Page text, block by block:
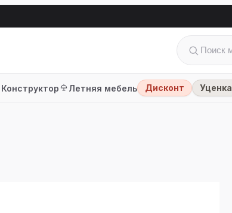
Конструктор Летняя мебель Дисконт Уценка